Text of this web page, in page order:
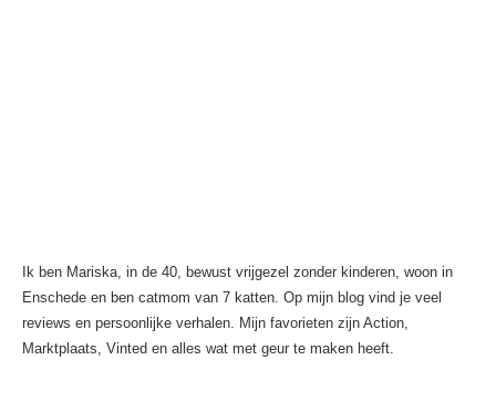
Ik ben Mariska, in de 40, bewust vrijgezel zonder kinderen, woon in
Enschede en ben catmom van 7 katten. Op mijn blog vind je veel
reviews en persoonlijke verhalen. Mijn favorieten zijn Action,
Marktplaats, Vinted en alles wat met geur te maken heeft.